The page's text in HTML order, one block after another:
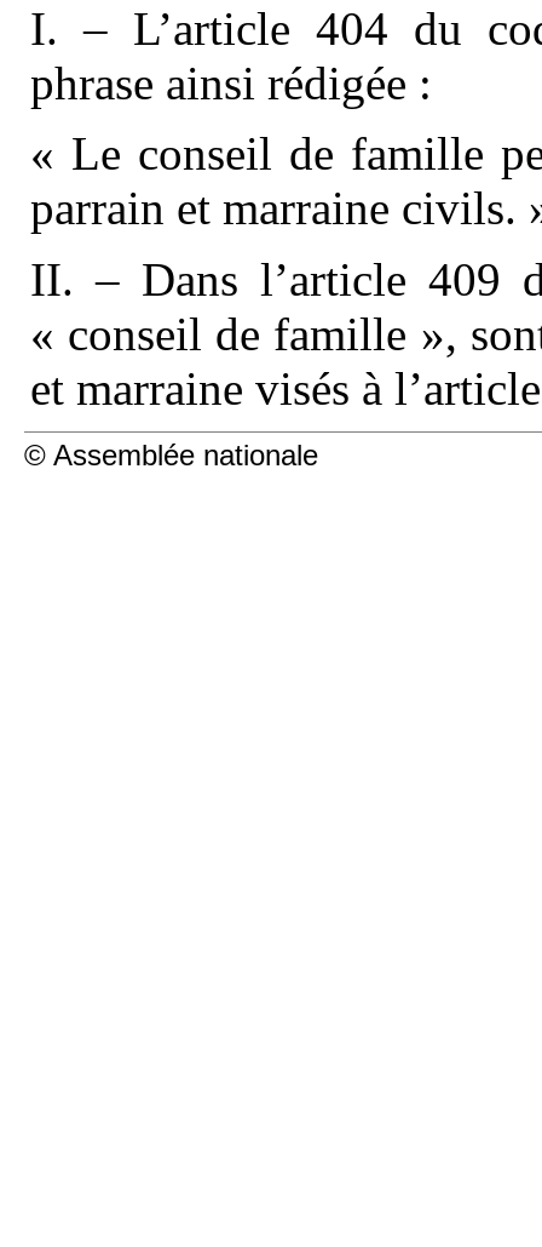
I. – L’article 404 du
phrase ainsi rédigée :
« Le conseil de famille
parrain et marraine civils.
II. – Dans l’article 409
« conseil de famille »,
et marraine visés à
© Assemblée nationale